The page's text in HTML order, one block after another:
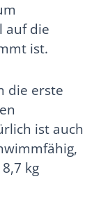
auf die
ist.
die erste
ist auch
kg